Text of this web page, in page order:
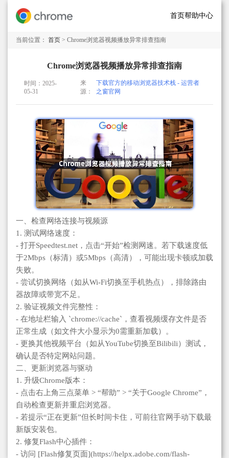
首页帮助中心
当前位置： 首页 > Chrome浏览器视频播放异常排查指南
Chrome浏览器视频播放异常排查指南
时间：2025-
05-31
来
源：
下载官方的移动浏览器技术栈 - 运营者
之窗官网
一、检查网络连接与视频源
1. 测试网络速度：
- 打开Speedtest.net，点击“开始”检测网速。若下载速度低
于2Mbps（标清）或5Mbps（高清），可能出现卡顿或加载
失败。
- 尝试切换网络（如从Wi-Fi切换至手机热点），排除路由
器故障或带宽不足。
2. 验证视频文件完整性：
- 在地址栏输入 `chrome://cache`，查看视频缓存文件是否
正常生成（如文件大小显示为0需重新加载）。
- 更换其他视频平台（如从YouTube切换至Bilibili）测试，
确认是否特定网站问题。
二、更新浏览器与驱动
1. 升级Chrome版本：
- 点击右上角三点菜单 > “帮助” > “关于Google Chrome”，
自动检查更新并重启浏览器。
- 若提示“正在更新”但长时间卡住，可前往官网手动下载最
新版安装包。
2. 修复Flash中心插件：
- 访问 [Flash修复页面](https://helpx.adobe.com/flash-